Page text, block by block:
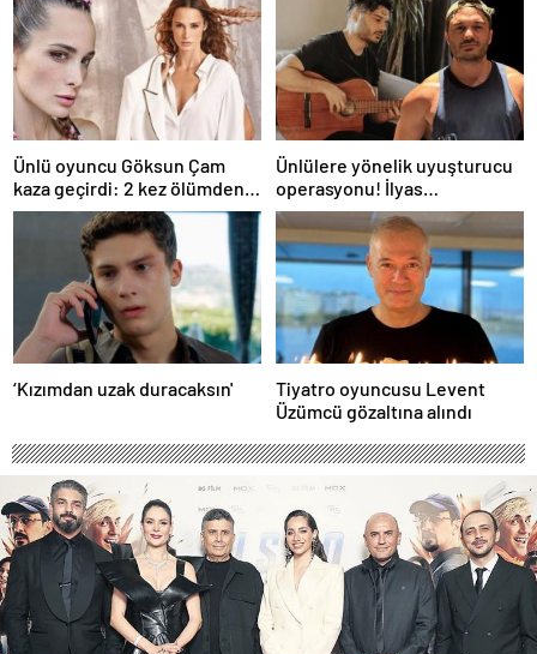
Ünlü oyuncu Göksun Çam
kaza geçirdi: 2 kez ölümden
döndüm
Ünlülere yönelik uyuşturucu
operasyonu! İlyas
Yalçıntaş'tan ilk açıklama
‘Kızımdan uzak duracaksın'
Tiyatro oyuncusu Levent
Üzümcü gözaltına alındı